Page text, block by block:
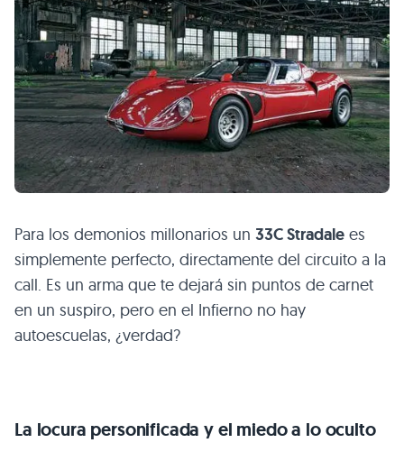
Para los demonios millonarios un 33C Stradale es
simplemente perfecto, directamente del circuito a la
call. Es un arma que te dejará sin puntos de carnet
en un suspiro, pero en el Infierno no hay
autoescuelas, ¿verdad?
La locura personificada y el miedo a lo oculto